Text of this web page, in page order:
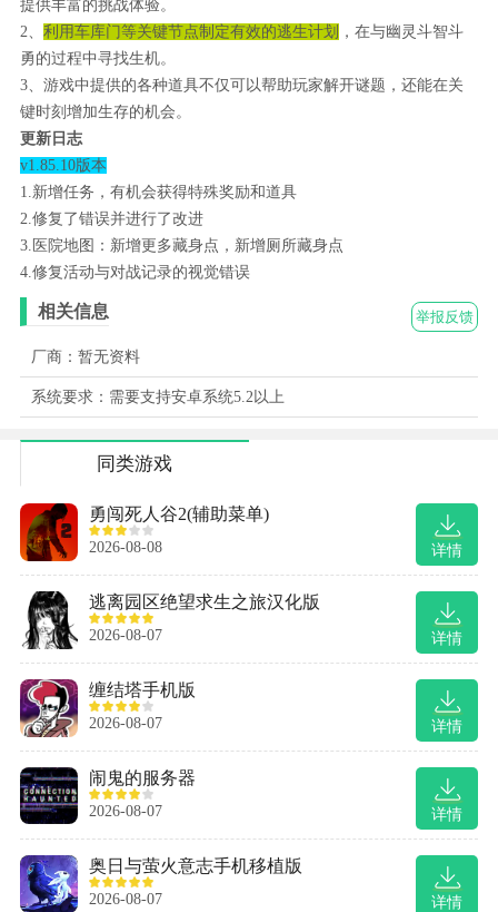
提供丰富的挑战体验。
2、 利用车库门等关键节点制定有效的逃生计划 ，在与幽灵斗智斗
勇的过程中寻找生机。
3、游戏中提供的各种道具不仅可以帮助玩家解开谜题，还能在关
键时刻增加生存的机会。
更新日志
v1.85.10版本
1.新增任务，有机会获得特殊奖励和道具
2.修复了错误并进行了改进
3.医院地图：新增更多藏身点，新增厕所藏身点
4.修复活动与对战记录的视觉错误
举报反馈
相关信息
厂商：暂无资料
系统要求：需要支持安卓系统5.2以上
同类游戏
详情
勇闯死人谷2(辅助菜单)
2026-08-08
详情
逃离园区绝望求生之旅汉化版
2026-08-07
详情
缠结塔手机版
2026-08-07
详情
闹鬼的服务器
2026-08-07
详情
奥日与萤火意志手机移植版
2026-08-07